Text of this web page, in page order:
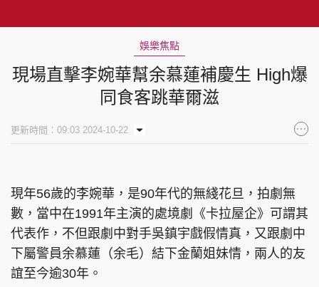
玄學靈異 東周專欄
東周刊 cazbuyer 東Touch
娛樂焦點
現場直擊李婉華幫余慕蓮補慶生 High爆
同食客跳華爾滋
更新時間：09:03 2024-10-22
現年56歲的李婉華，是90年代的無綫花旦，拍劇無
數，當中在1991年主演的處境劇《卡拉屋企》可謂其
代表作，不但跟劇中對手吳鎮宇戲假情真，又跟劇中
下屬警員余慕蓮（余毛）結下金蘭姐妹情，兩人的友
誼至今逾30年。